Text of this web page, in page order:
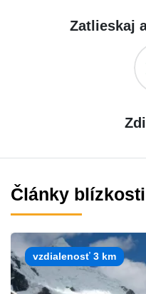
Zatlieskaj
Články blízkosti
vzdialenosť 3 km